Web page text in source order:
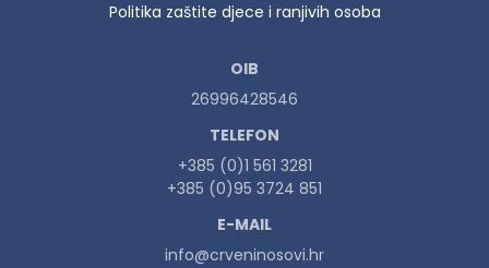
Politika zaštite djece i ranjivih osoba
OIB
26996428546
TELEFON
+385 (0)1 561 3281
+385 (0)95 3724 851
E-MAIL
info@crveninosovi.hr